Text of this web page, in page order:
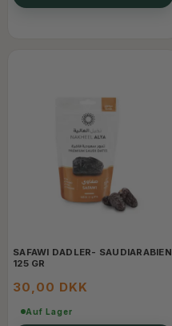
SAFAWI DADLER- SAUDIARABIEN
125 GR
30,00 DKK
Auf Lager